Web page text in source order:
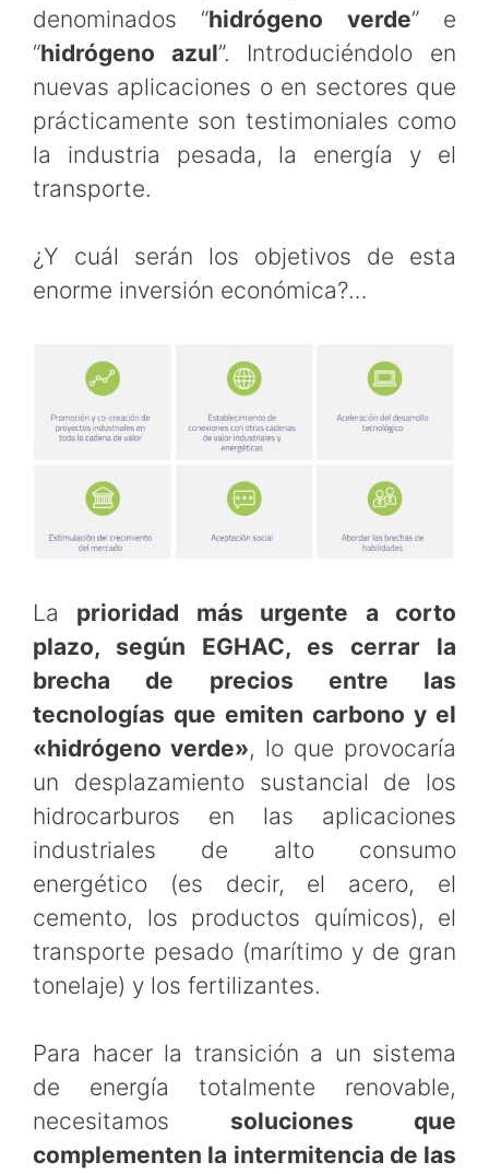
denominados “hidrógeno verde” e
“hidrógeno azul”. Introduciéndolo en
nuevas aplicaciones o en sectores que
prácticamente son testimoniales como
la industria pesada, la energía y el
transporte.
¿Y cuál serán los objetivos de esta
enorme inversión económica?…
La prioridad más urgente a corto
plazo, según EGHAC, es cerrar la
brecha de precios entre las
tecnologías que emiten carbono y el
«hidrógeno verde», lo que provocaría
un desplazamiento sustancial de los
hidrocarburos en las aplicaciones
industriales de alto consumo
energético (es decir, el acero, el
cemento, los productos químicos), el
transporte pesado (marítimo y de gran
tonelaje) y los fertilizantes.
Para hacer la transición a un sistema
de energía totalmente renovable,
necesitamos soluciones que
complementen la intermitencia de las